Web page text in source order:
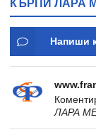
КЪРПИ ЛАРА
Напиши
ЛАРА